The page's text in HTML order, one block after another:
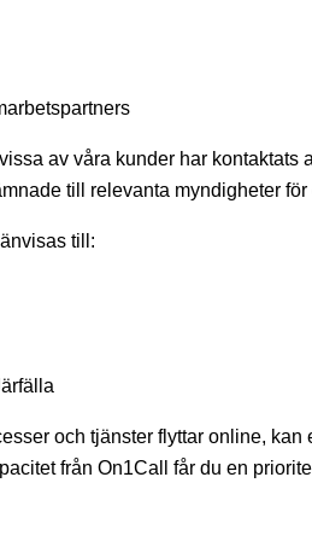
av våra kunder har
till relevanta myndigheter
till:
och tjänster flyttar online,
från On1Call får du en